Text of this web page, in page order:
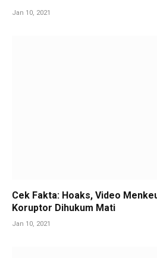
Jan 10, 2021
Cek Fakta: Hoaks, Video
Koruptor Dihukum Mati
Jan 10, 2021